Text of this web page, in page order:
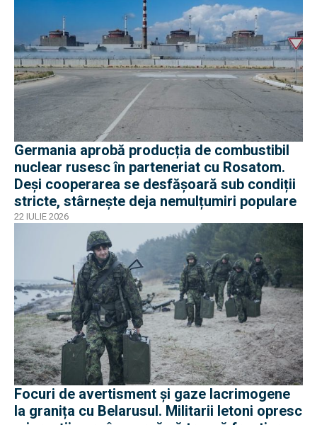
Germania aprobă producția de combustibil
nuclear rusesc în parteneriat cu Rosatom.
Deși cooperarea se desfășoară sub condiții
stricte, stârnește deja nemulțumiri populare
22 IULIE 2026
Focuri de avertisment și gaze lacrimogene
la granița cu Belarusul. Militarii letoni opresc